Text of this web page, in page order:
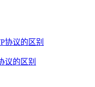
议的区别